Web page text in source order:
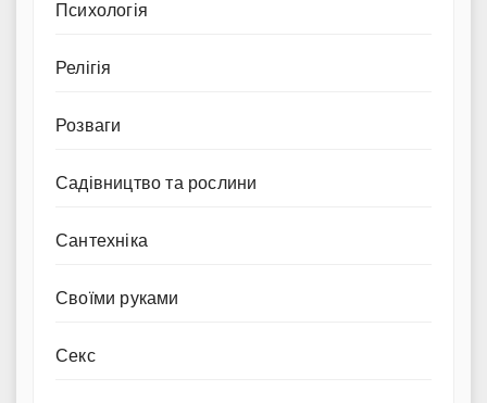
Психологія
Релігія
Розваги
Садівництво та рослини
Сантехніка
Своїми руками
Секс